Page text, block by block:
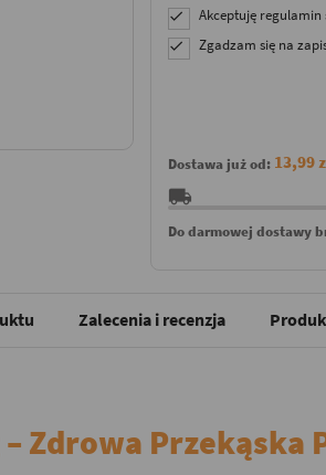
 Akceptuję regulamin
 Zgadzam się na
Dostawa już od: 13,99
local_shipping
Do darmowej dostawy
Zalecenia i recenzja
Zdrowa Przekąska